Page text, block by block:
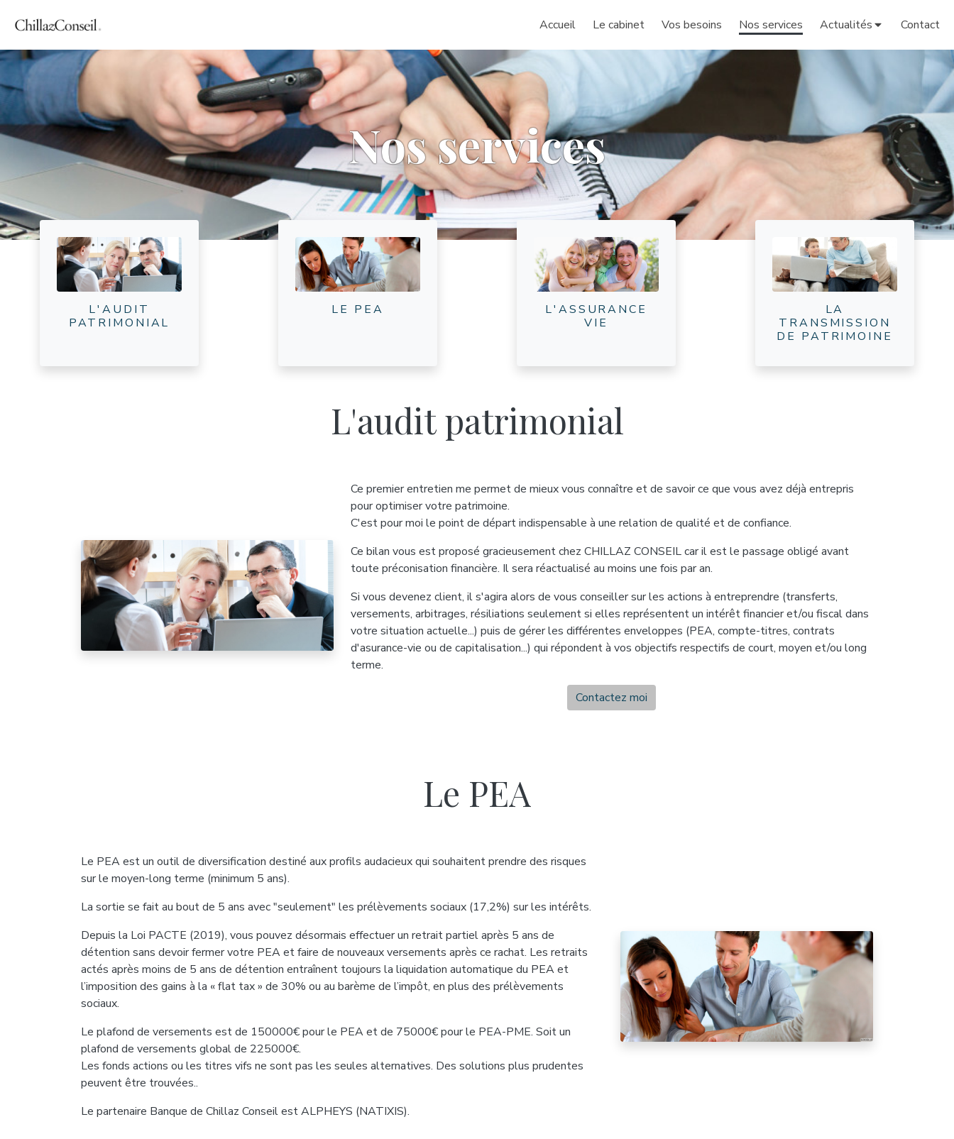
Accueil Le cabinet Vos besoins Nos services Actualités Contact
Nos services
L'AUDIT
PATRIMONIAL
LE PEA
L'ASSURANCE
VIE
LA
TRANSMISSION
DE PATRIMOINE
L'audit patrimonial
Ce premier entretien me permet de mieux vous connaître et de savoir ce que vous avez déjà entrepris
pour optimiser votre patrimoine.
C'est pour moi le point de départ indispensable à une relation de qualité et de confiance.
Ce bilan vous est proposé gracieusement chez CHILLAZ CONSEIL car il est le passage obligé avant
toute préconisation financière. Il sera réactualisé au moins une fois par an.
Si vous devenez client, il s'agira alors de vous conseiller sur les actions à entreprendre (transferts,
versements, arbitrages, résiliations seulement si elles représentent un intérêt financier et/ou fiscal dans
votre situation actuelle...) puis de gérer les différentes enveloppes (PEA, compte-titres, contrats
d'asurance-vie ou de capitalisation...) qui répondent à vos objectifs respectifs de court, moyen et/ou long
terme.
Contactez moi
Le PEA
Le PEA est un outil de diversification destiné aux profils audacieux qui souhaitent prendre des risques
sur le moyen-long terme (minimum 5 ans).
La sortie se fait au bout de 5 ans avec "seulement" les prélèvements sociaux (17,2%) sur les intérêts.
Depuis la Loi PACTE (2019), vous pouvez désormais effectuer un retrait partiel après 5 ans de
détention sans devoir fermer votre PEA et faire de nouveaux versements après ce rachat. Les retraits
actés après moins de 5 ans de détention entraînent toujours la liquidation automatique du PEA et
l’imposition des gains à la « flat tax » de 30% ou au barème de l’impôt, en plus des prélèvements
sociaux.
Le plafond de versements est de 150000€ pour le PEA et de 75000€ pour le PEA-PME. Soit un
plafond de versements global de 225000€.
Les fonds actions ou les titres vifs ne sont pas les seules alternatives. Des solutions plus prudentes
peuvent être trouvées..
Le partenaire Banque de Chillaz Conseil est ALPHEYS (NATIXIS).